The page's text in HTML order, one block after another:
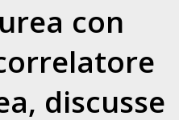
con
, discusse